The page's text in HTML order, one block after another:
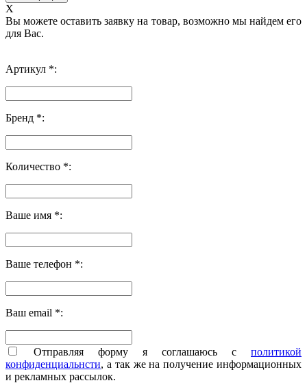
X
Вы можете оставить заявку на товар, возможно мы найдем его
для Вас.
Артикул *:
Бренд *:
Количество *:
Ваше имя *:
Ваше телефон *:
Ваш email *:
Отправляя форму я соглашаюсь с политикой
конфиденциальнсти, а так же на получение информационных
и рекламных рассылок.